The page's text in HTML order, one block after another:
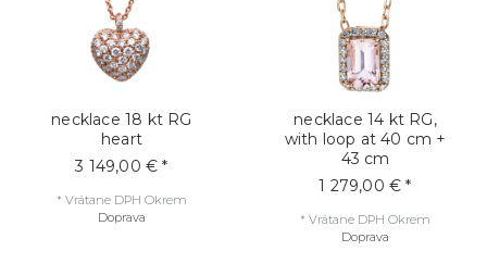
necklace 18 kt RG
heart
3 149,00 € *
* Vrátane DPH Okrem
Doprava
necklace 14 kt RG,
with loop at 40 cm +
43 cm
1 279,00 € *
* Vrátane DPH Okrem
Doprava